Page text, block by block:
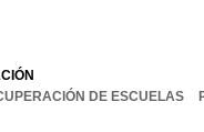
DE ESCUELAS